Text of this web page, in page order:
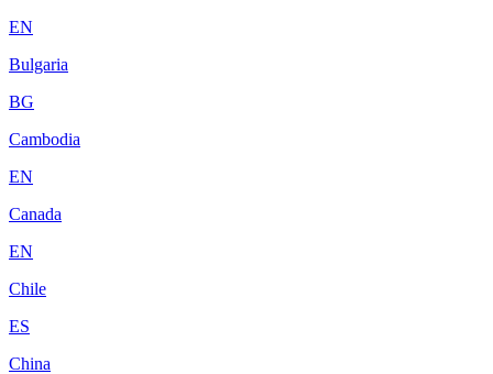
EN
Bulgaria
BG
Cambodia
EN
Canada
EN
Chile
ES
China